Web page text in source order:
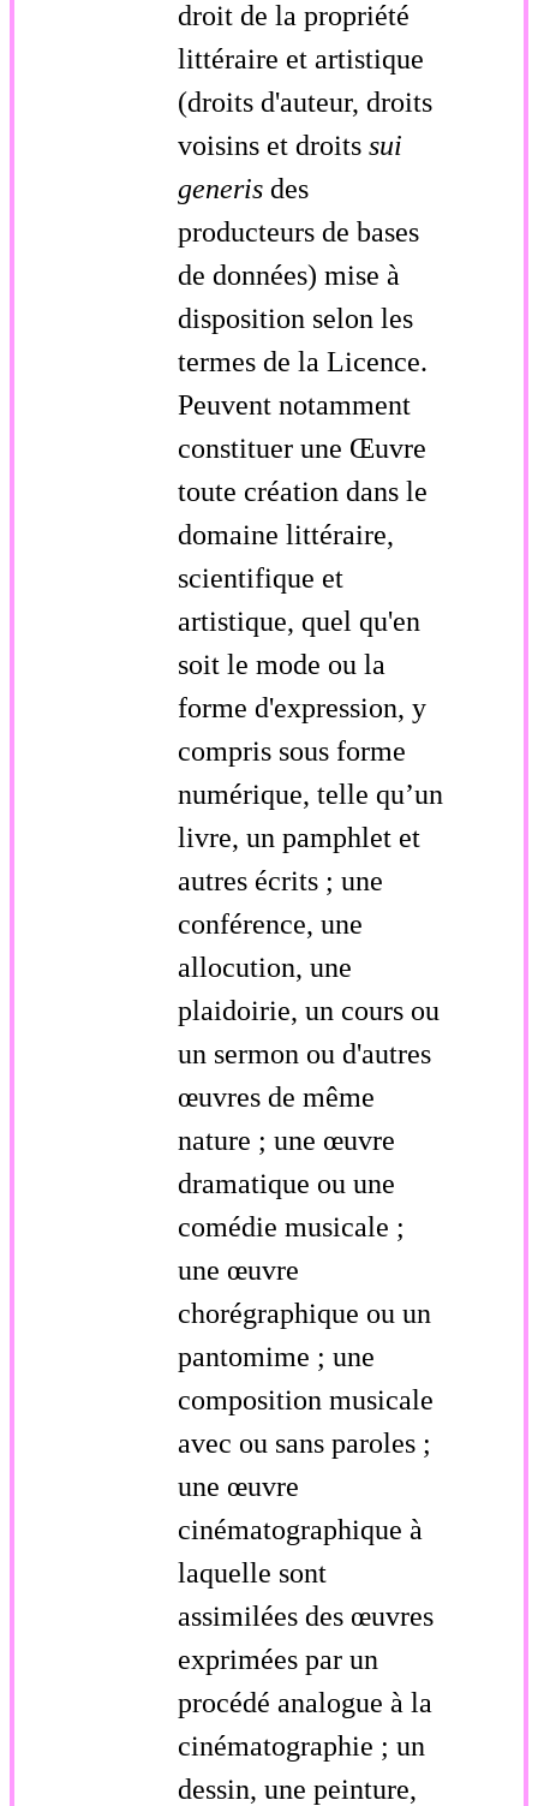
droit de la propriété
littéraire et artistique
(droits d'auteur, droits
voisins et droits sui
generis des
producteurs de bases
de données) mise à
disposition selon les
termes de la Licence.
Peuvent notamment
constituer une Œuvre
toute création dans le
domaine littéraire,
scientifique et
artistique, quel qu'en
soit le mode ou la
forme d'expression, y
compris sous forme
numérique, telle qu’un
livre, un pamphlet et
autres écrits ; une
conférence, une
allocution, une
plaidoirie, un cours ou
un sermon ou d'autres
œuvres de même
nature ; une œuvre
dramatique ou une
comédie musicale ;
une œuvre
chorégraphique ou un
pantomime ; une
composition musicale
avec ou sans paroles ;
une œuvre
cinématographique à
laquelle sont
assimilées des œuvres
exprimées par un
procédé analogue à la
cinématographie ; un
dessin, une peinture,